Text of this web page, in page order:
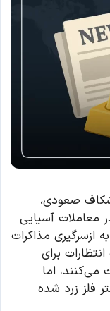
صعودی،
شود و در معاملات آسیایی
ازسرگیری مذاکرات
برای
می‌کنند، اما
فلز زرد شده